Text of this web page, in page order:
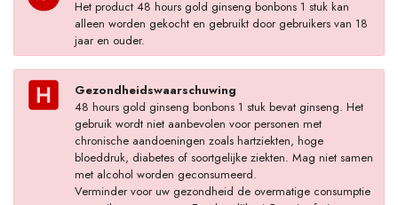
Het product 48 hours gold ginseng bonbons 1 stuk kan
alleen worden gekocht en gebruikt door gebruikers van 18
jaar en ouder.
Gezondheidswaarschuwing
48 hours gold ginseng bonbons 1 stuk bevat ginseng. Het
gebruik wordt niet aanbevolen voor personen met
chronische aandoeningen zoals hartziekten, hoge
bloeddruk, diabetes of soortgelijke ziekten. Mag niet samen
met alcohol worden geconsumeerd.
Verminder voor uw gezondheid de overmatige consumptie